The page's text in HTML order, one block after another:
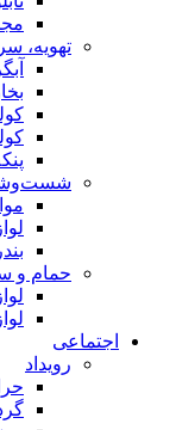
تهویه،
حمام و
اجتماعی
رویداد